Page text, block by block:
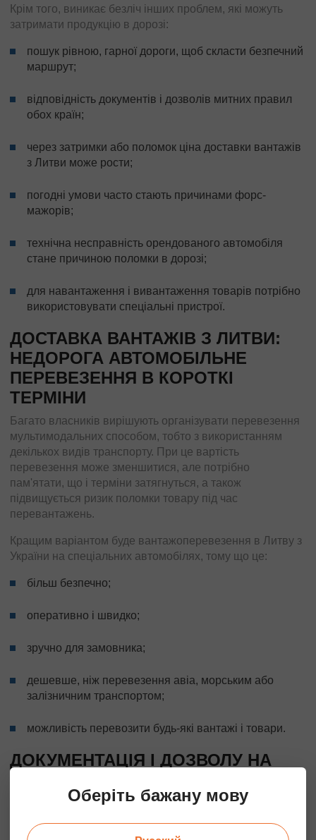
Крім того, виникає безліч інших проблем, які можуть
затримати продукцію в дорозі:
пошук рівною, гарної дороги, щоб скласти безпечний
маршрут;
відповідність документів і дозволів митних правил
обох країн;
через затримки або поломок ціна доставки вантажів
з Литви може рости;
погодні умови часто стають причинами форс-
мажорів;
технічна несправність орендованого автомобіля
стане причиною поломки в дорозі;
для навантаження і вивантаження товарів потрібно
використовувати спеціальні пристрої.
ДОСТАВКА ВАНТАЖІВ З ЛИТВИ:
НЕДОРОГА АВТОМОБІЛЬНЕ
ПЕРЕВЕЗЕННЯ В КОРОТКІ
ТЕРМІНИ
Багато власників вирішують організувати перевезення
мультимодальних способом, тобто з використанням
декількох видів транспорту. При це вартість
перевезення може зменшитися, але потрібно
пам'ятати, що і терміни затягнуться, а також
підвищується ризик поломки товару під час
перевантажень.
Кращим варіантом буде вантажоперевезення в Литву з
України на спеціальних автомобілях, тому що це:
більш безпечно;
оперативно і швидко;
зручно для замовника;
дешевше, ніж перевезення авіа, морським або
залізничним транспортом;
можливість перевозити будь-які вантажі і товари.
ДОКУМЕНТАЦІЯ І ДОЗВОЛУ НА
Наша компанія є досвідченими, професійними
Оберіть бажану мову